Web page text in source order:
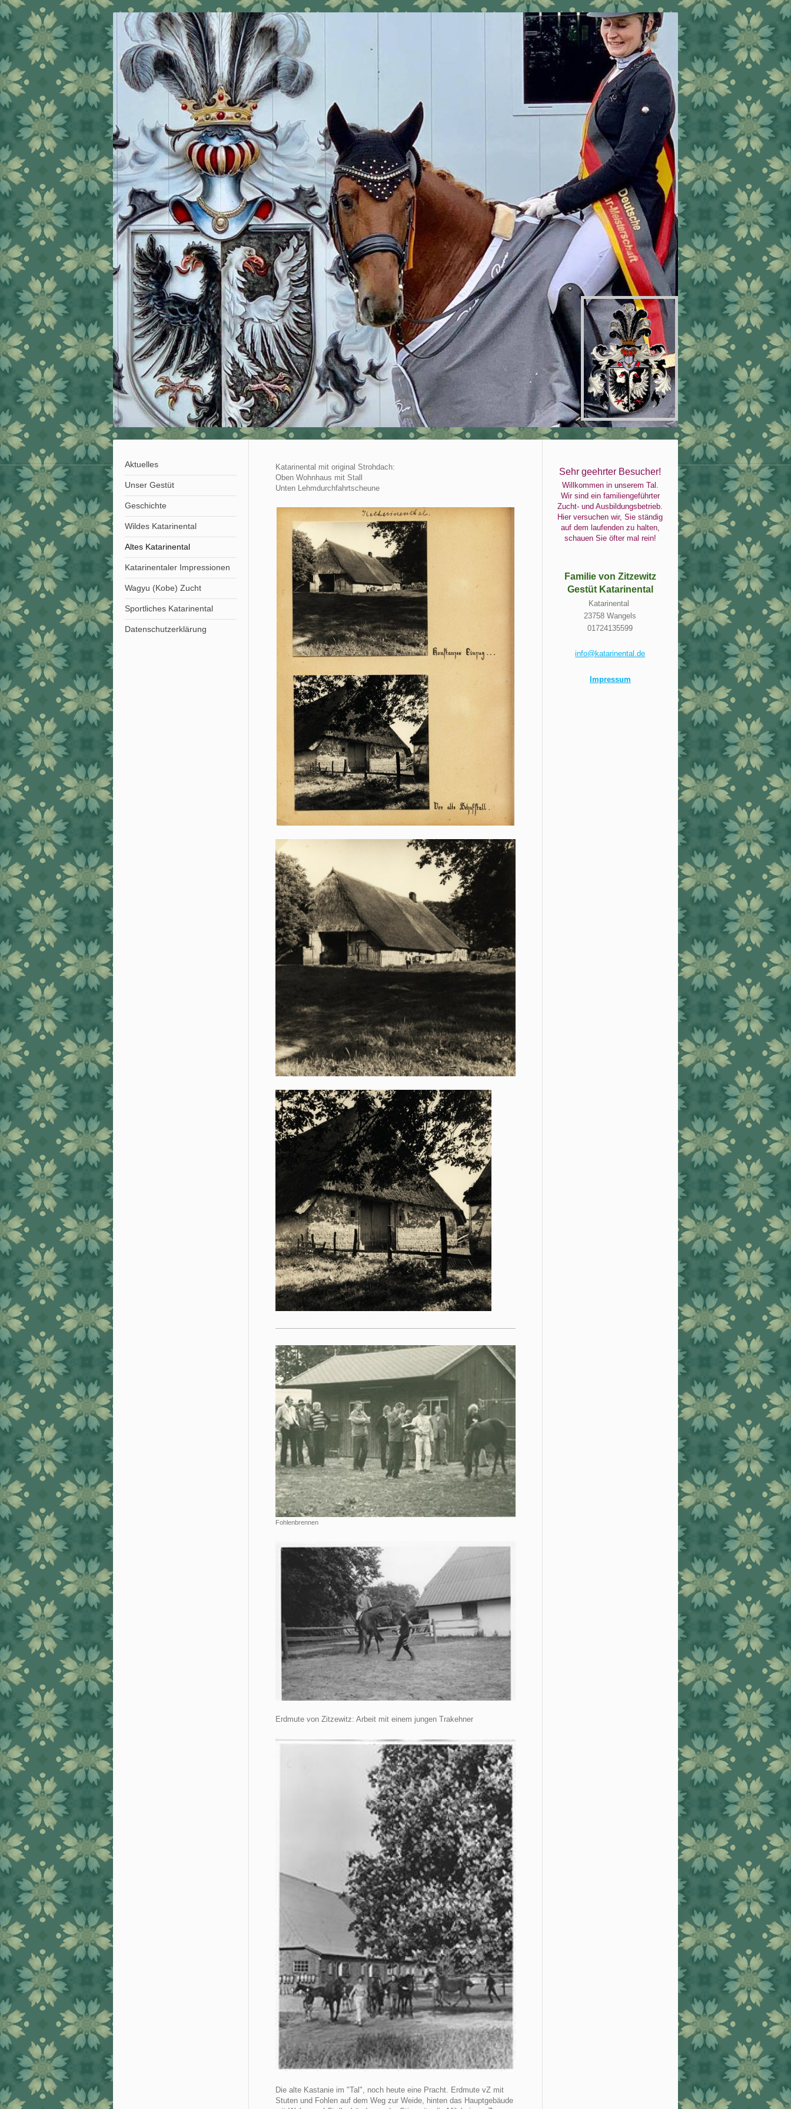
Aktuelles
Unser Gestüt
Geschichte
Wildes Katarinental
Altes Katarinental
Katarinentaler Impressionen
Wagyu (Kobe) Zucht
Sportliches Katarinental
Datenschutzerklärung
Katarinental mit original Strohdach:
Oben Wohnhaus mit Stall
Unten Lehmdurchfahrtscheune
Fohlenbrennen
Erdmute von Zitzewitz: Arbeit mit einem jungen Trakehner
Die alte Kastanie im "Tal", noch heute eine Pracht. Erdmute vZ mit
Stuten und Fohlen auf dem Weg zur Weide, hinten das Hauptgebäude
Sehr geehrter Besucher!
Willkommen in unserem Tal.
Wir sind ein familiengeführter
Zucht- und Ausbildungsbetrieb.
Hier versuchen wir, Sie ständig
auf dem laufenden zu halten,
schauen Sie öfter mal rein!
Familie von Zitzewitz
Gestüt Katarinental
Katarinental
23758 Wangels
01724135599
info@katarinental.de
Impressum